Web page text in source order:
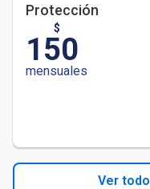
Protección
$
150
mensuales
Ver